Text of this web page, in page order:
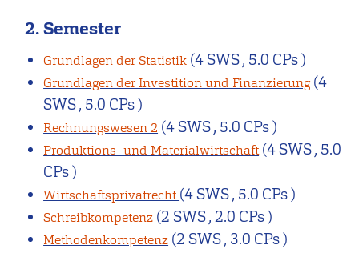
2. Semester
Grundlagen der Statistik (4 SWS , 5.0 CPs )
Grundlagen der Investition und Finanzierung (4
SWS , 5.0 CPs )
Rechnungswesen 2 (4 SWS , 5.0 CPs )
Produktions- und Materialwirtschaft (4 SWS , 5.0
CPs )
Wirtschaftsprivatrecht(4 SWS , 5.0 CPs )
Schreibkompetenz (2 SWS , 2.0 CPs )
Methodenkompetenz (2 SWS , 3.0 CPs )